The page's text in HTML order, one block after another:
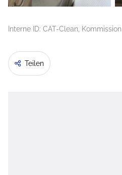
Interne ID: CAT-Clean, Kommission
Teilen